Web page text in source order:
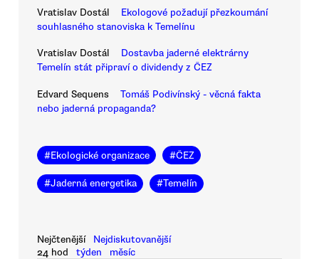
Vratislav Dostál
Ekologové požadují přezkoumání
souhlasného stanoviska k Temelínu
Vratislav Dostál
Dostavba jaderné elektrárny
Temelín stát připraví o dividendy z ČEZ
Edvard Sequens
Tomáš Podivínský - věcná fakta
nebo jaderná propaganda?
#Ekologické organizace #ČEZ
#Jaderná energetika #Temelín
Nejčtenější
Nejdiskutovanější
24 hod
týden měsíc